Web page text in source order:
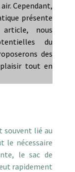
Cependant,
présente
nous
du
des
tout en
souvent lié au
le nécessaire
le sac de
rapidement